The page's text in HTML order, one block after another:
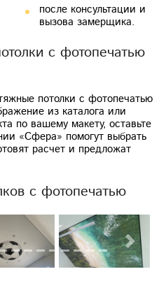
после консультации и
вызова замерщика.
с фотопечатью
потолки с фотопечатью
из каталога или
по вашему макету, оставьте
«Сфера» помогут выбрать
расчет и предложат
с фотопечатью
Next